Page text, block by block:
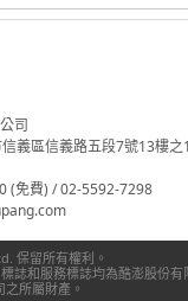
司
義區信義路五段7號13樓之1
(免費) / 02-5592-7298
保留所有權利。
誌和服務標誌均為酷澎股份
所屬財產。